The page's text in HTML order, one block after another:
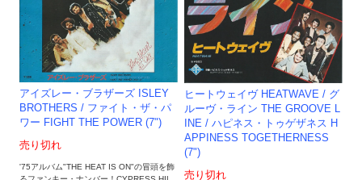
アイズレー・ブラザーズ ISLEY
BROTHERS / ファイト・ザ・パ
ワー FIGHT THE POWER (7")
売り切れ
'75アルバム"THE HEAT IS ON"の冒頭を飾
ヒートウェイヴ HEATWAVE / グ
ルーヴ・ライン THE GROOVE L
INE / ハピネス・トゥゲザネス H
APPINESS TOGETHERNESS
(7")
売り切れ